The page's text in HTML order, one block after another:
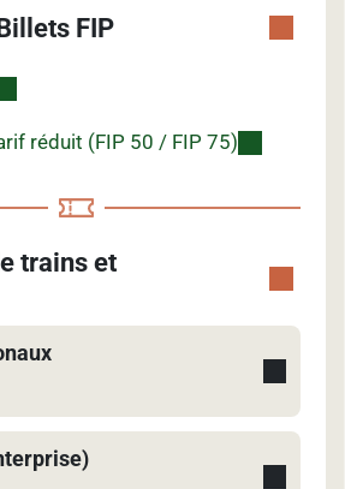
FIP
réduit (FIP 50 / FIP 75)
trains et